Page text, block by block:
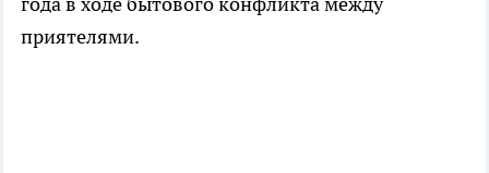
приятелями.